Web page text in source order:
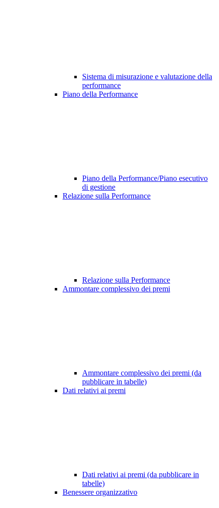
Sistema di misurazione e valutazione della
performance
Piano della Performance
Piano della Performance/Piano esecutivo
di gestione
Relazione sulla Performance
Relazione sulla Performance
Ammontare complessivo dei premi
Ammontare complessivo dei premi (da
pubblicare in tabelle)
Dati relativi ai premi
Dati relativi ai premi (da pubblicare in
tabelle)
Benessere organizzativo